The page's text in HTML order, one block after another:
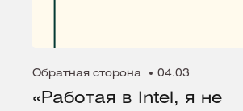
Обратная сторона 04.03
«Работая в Intel, я не